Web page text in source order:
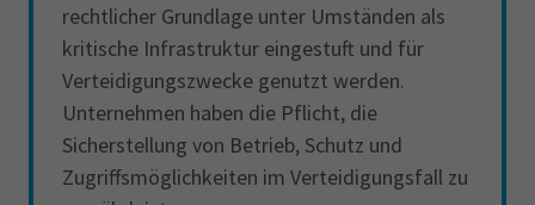
rechtlicher Grundlage unter Umständen als
kritische Infrastruktur eingestuft und für
Verteidigungszwecke genutzt werden.
Unternehmen haben die Pflicht, die
Sicherstellung von Betrieb, Schutz und
Zugriffsmöglichkeiten im Verteidigungsfall zu